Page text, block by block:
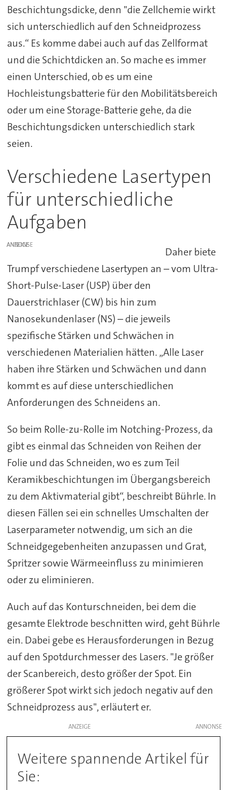
Beschichtungsdicke, denn "die Zellchemie wirkt
sich unterschiedlich auf den Schneidprozess
aus.“ Es komme dabei auch auf das Zellformat
und die Schichtdicken an. So mache es immer
einen Unterschied, ob es um eine
Hochleistungsbatterie für den Mobilitätsbereich
oder um eine Storage-Batterie gehe, da die
Beschichtungsdicken unterschiedlich stark
seien.
Verschiedene Lasertypen
für unterschiedliche
Aufgaben
ANZEIGE
Daherbiete
Trumpf verschiedene Lasertypen an – vom Ultra-
Short-Pulse-Laser (USP) über den
Dauerstrichlaser (CW) bis hin zum
Nanosekundenlaser (NS) –die jeweils
spezifische Stärken und Schwächen in
verschiedenen Materialien hätten. „Alle Laser
haben ihre Stärken und Schwächen und dann
kommt es auf diese unterschiedlichen
Anforderungen des Schneidens an.
So beim Rolle-zu-Rolle im Notching-Prozess, da
gibt es einmal das Schneiden von Reihen der
Folie und das Schneiden, wo es zum Teil
Keramikbeschichtungen im Übergangsbereich
zu dem Aktivmaterial gibt“, beschreibt Bührle. In
diesen Fällen sei ein schnelles Umschalten der
Laserparameter notwendig, um sich an die
Schneidgegebenheiten anzupassen und Grat,
Spritzer sowie Wärmeeinfluss zu minimieren
oder zu eliminieren.
Auch auf das Konturschneiden, bei dem die
gesamte Elektrode beschnitten wird, geht Bührle
ein. Dabei gebe es Herausforderungen in Bezug
auf den Spotdurchmesser des Lasers. "Je größer
der Scanbereich, desto größer der Spot. Ein
größerer Spot wirkt sich jedoch negativ auf den
Schneidprozess aus", erläuterter.
ANZEIGE
Weitere spannende Artikel für
Sie: